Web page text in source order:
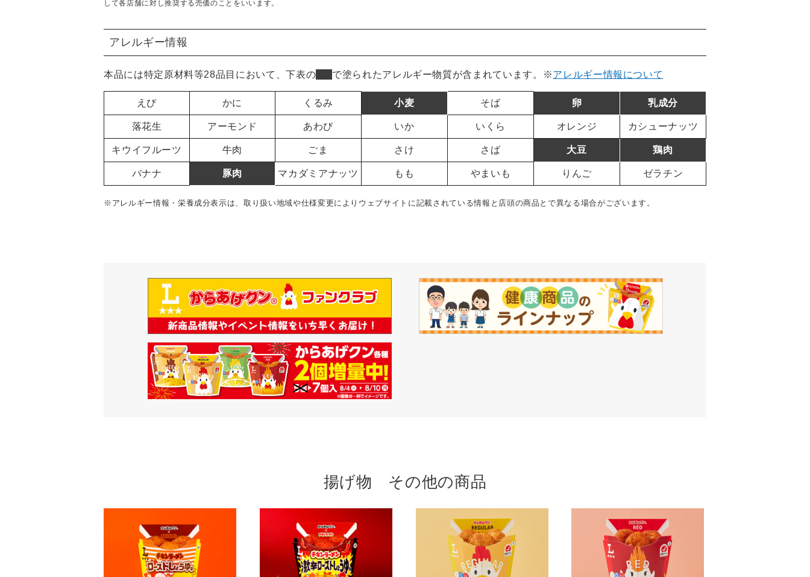
して各店舗に対し推奨する売価のことをいいます。
アレルギー情報
本品には特定原材料等28品目において、下表の で塗られたアレルギー物質が含まれています。 ※アレルギー情報について
えび かに くるみ 小麦 そば 卵 乳成分
落花生 アーモンド あわび いか いくら オレンジ カシューナッツ
キウイフルーツ 牛肉 ごま さけ さば 大豆 鶏肉
バナナ 豚肉 マカダミアナッツ もも やまいも りんご ゼラチン
※アレルギー情報・栄養成分表示は、取り扱い地域や仕様変更によりウェブサイトに記載されている情報と店頭の商品とで異なる場合がございます。
揚げ物 その他の商品